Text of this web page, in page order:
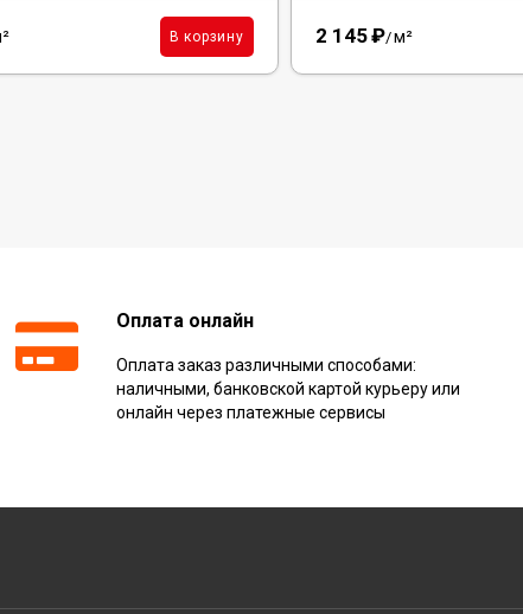
В корзину 2 145₽/м²
Оплата онлайн
Оплата заказ различными способами:
наличными, банковской картой курьеру или
онлайн через платежные сервисы